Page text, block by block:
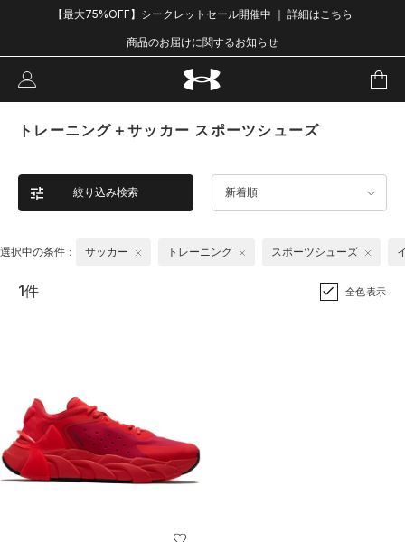
【最大75%OFF】シークレットセール開催中 ｜ 詳細はこちら
商品のお届けに関するお知らせ
トレーニング＋サッカー スポーツシューズ
絞り込み検索 新着順
選択中の条件： サッカー トレーニング スポーツシューズ
1件 全色表示